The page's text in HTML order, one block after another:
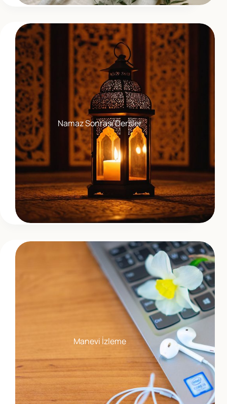
Namaz Sonrası Dersler
Manevi İzleme